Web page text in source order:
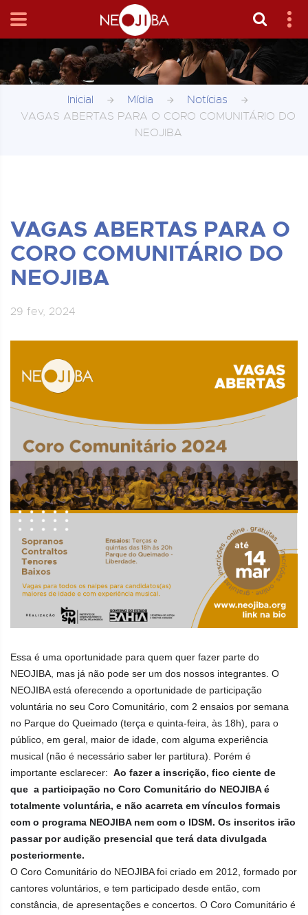
Inicial Mídia
Notícias
VAGAS ABERTAS PARA O CORO COMUNITÁRIO DO
NEOJIBA
VAGAS ABERTAS PARA O
CORO COMUNITÁRIO DO
NEOJIBA
29 fev, 2024
Essa é uma oportunidade para quem quer fazer parte do
NEOJIBA, mas já não pode ser um dos nossos integrantes. O
NEOJIBA está oferecendo a oportunidade de participação
voluntária no seu Coro Comunitário, com 2 ensaios por semana
no Parque do Queimado (terça e quinta-feira, às 18h), para o
público, em geral, maior de idade, com alguma experiência
musical (não é necessário saber ler partitura). Porém é
importante esclarecer: Ao fazer a inscrição, fico ciente de
que a participação no Coro Comunitário do NEOJIBA é
totalmente voluntária, e não acarreta em vínculos formais
com o programa NEOJIBA nem com o IDSM. Os inscritos irão
passar por audição presencial que terá data divulgada
posteriormente.
O Coro Comunitário do NEOJIBA foi criado em 2012, formado por
cantores voluntários, e tem participado desde então, com
constância, de apresentações e concertos. O Coro Comunitário é